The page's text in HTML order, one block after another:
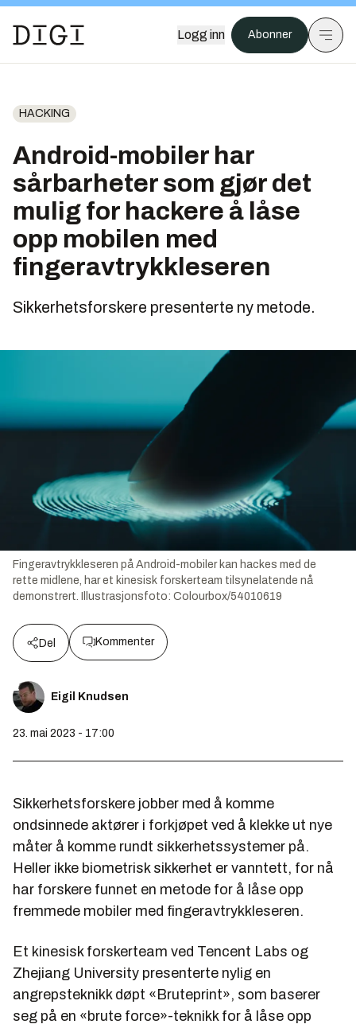
Logg inn Abonner
HACKING
Android-mobiler har
sårbarheter som gjør det
mulig for hackere å låse
opp mobilen med
fingeravtrykkleseren
Sikkerhetsforskere presenterte ny metode.
Fingeravtrykkleseren på Android-mobiler kan hackes med de
rette midlene, har et kinesisk forskerteam tilsynelatende nå
demonstrert.
Illustrasjonsfoto: Colourbox/54010619
Del Kommenter
Eigil Knudsen
23. mai 2023 - 17:00
Sikkerhetsforskere jobber med å komme
ondsinnede aktører i forkjøpet ved å klekke ut nye
måter å komme rundt sikkerhetssystemer på.
Heller ikke biometrisk sikkerhet er vanntett, for nå
har forskere funnet en metode for å låse opp
fremmede mobiler med fingeravtrykkleseren.
Et kinesisk forskerteam ved Tencent Labs og
Zhejiang University presenterte nylig en
angrepsteknikk døpt «Bruteprint», som baserer
seg på en «brute force»-teknikk for å låse opp